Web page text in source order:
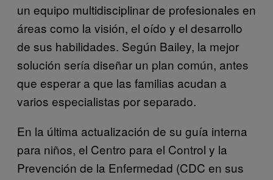
un equipo multidisciplinar de profesionales en
áreas como la visión, el oído y el desarrollo
de sus habilidades. Según Bailey, la mejor
solución sería diseñar un plan común, antes
que esperar a que las familias acudan a
varios especialistas por separado.
En la última actualización de su guía interna
para niños, el Centro para el Control y la
Prevención de la Enfermedad (CDC en sus